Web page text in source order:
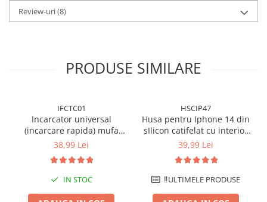
✅se curata usor, materialul din care este confectionata fiind
rezistent la apa.
‼️ Disclaimer: Pozele au caracter pur informativ și pot să difere
imagini. Vă mulțumim pentru înțelegere!
Review-uri(8)
PRODUSE SIMILARE
IFCTC01
Incarcator universal
(incarcare rapida) mufa
Type-C 20W - Alb
38,99 Lei
IN STOC
HSCIP47
Husa pentru Iphone 14 din
sIlicon catifelat cu interior
din microfibra si protectie
39,99 Lei
‼️ULTIMELE PRODUSE